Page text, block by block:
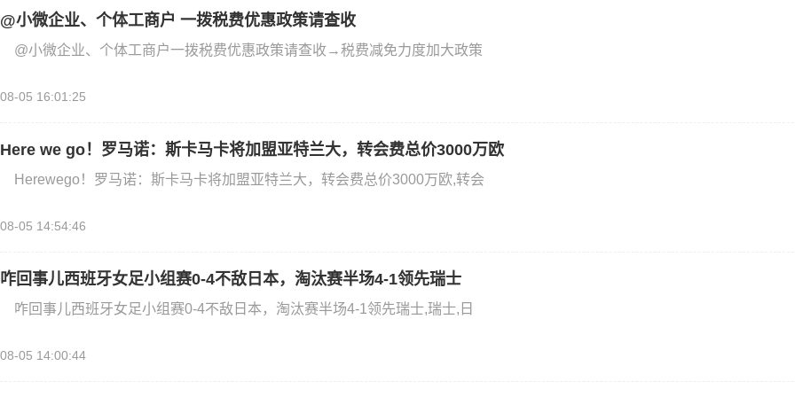
@小微企业、个体工商户 一拨税费优惠政策请查收
@小微企业、个体工商户一拨税费优惠政策请查收→税费减免力度加大政策
08-05 16:01:25
Here we go！罗马诺：斯卡马卡将加盟亚特兰大，转会费总价3000万欧
Herewego！罗马诺：斯卡马卡将加盟亚特兰大，转会费总价3000万欧,转会
08-05 14:54:46
咋回事儿西班牙女足小组赛0-4不敌日本，淘汰赛半场4-1领先瑞士
咋回事儿西班牙女足小组赛0-4不敌日本，淘汰赛半场4-1领先瑞士,瑞士,日
08-05 14:00:44